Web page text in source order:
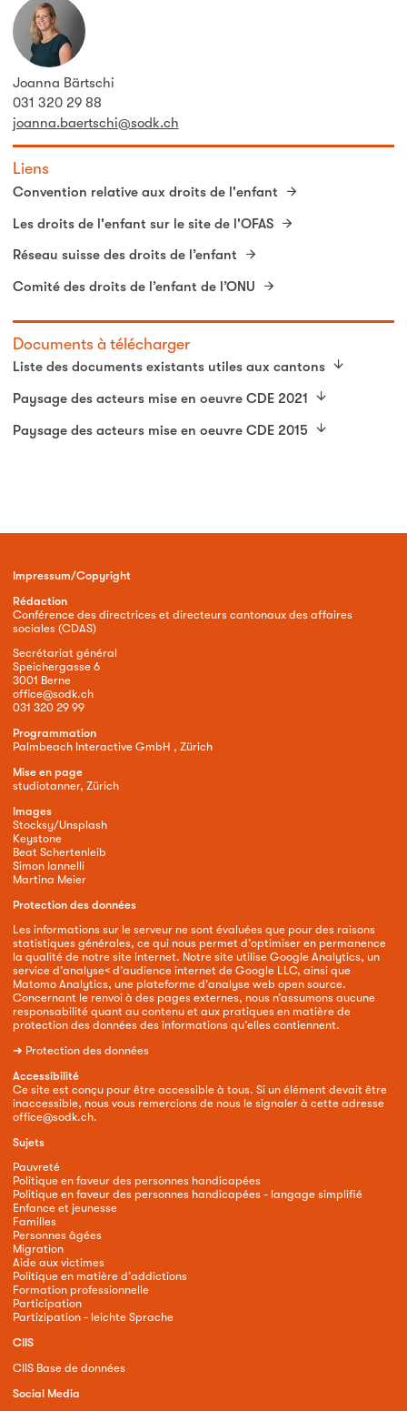
Joanna Bärtschi
031 320 29 88
joanna.baertschi@sodk.ch
Liens
Convention relative aux droits de l'enfant
Les droits de l'enfant sur le site de l'OFAS
Réseau suisse des droits de l’enfant
Comité des droits de l’enfant de l’ONU
Documents à télécharger
Liste des documents existants utiles aux cantons
Paysage des acteurs mise en oeuvre CDE 2021
Paysage des acteurs mise en oeuvre CDE 2015
Impressum/Copyright
Rédaction
Conférence des directrices et directeurs cantonaux des affaires
sociales (CDAS)
Secrétariat général
Speichergasse 6
3001 Berne
office@sodk.ch
031 320 29 99
Programmation
Palmbeach Interactive GmbH , Zürich
Mise en page
studiotanner, Zürich
Images
Stocksy/Unsplash
Keystone
Beat Schertenleib
Simon Iannelli
Martina Meier
Protection des données
Les informations sur le serveur ne sont évaluées que pour des raisons
statistiques générales, ce qui nous permet d’optimiser en permanence
la qualité de notre site internet. Notre site utilise Google Analytics, un
service d’analyse< d’audience internet de Google LLC, ainsi que
Matomo Analytics, une plateforme d'analyse web open source.
Concernant le renvoi à des pages externes, nous n’assumons aucune
responsabilité quant au contenu et aux pratiques en matière de
protection des données des informations qu’elles contiennent.
➜ Protection des données
Accessibilité
Ce site est conçu pour être accessible à tous. Si un élément devait être
inaccessible, nous vous remercions de nous le signaler à cette adresse
office@sodk.ch.
Sujets
Pauvreté
Politique en faveur des personnes handicapées
Politique en faveur des personnes handicapées - langage simplifié
Enfance et jeunesse
Familles
Personnes âgées
Migration
Aide aux victimes
Politique en matière d’addictions
Formation professionnelle
Participation
Partizipation - leichte Sprache
CIIS
CIIS Base de données
Social Media